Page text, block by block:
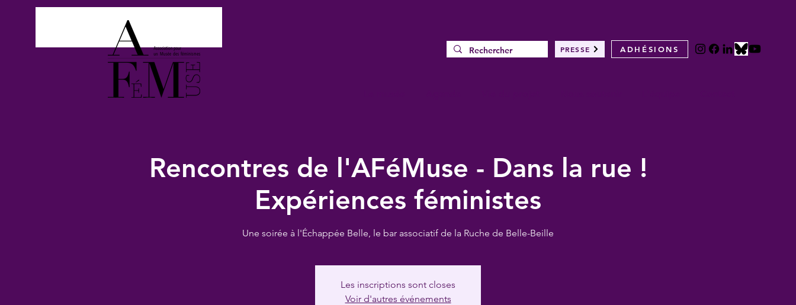
PRESSE ADHÉSIONS
Rencontres de l'AFéMuse - Dans la rue !
Expériences féministes
Une soirée à l'Échappée Belle, le bar associatif de la Ruche de Belle-Beille
Les inscriptions sont closes
Voir d'autres événements